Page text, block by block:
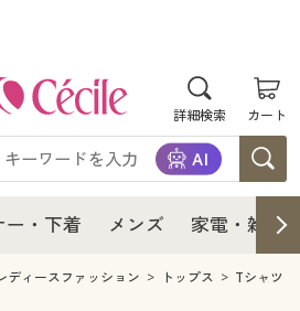
詳細検索 カート
て
ー・下着 メンズ 家電・雑貨
て
ディースファッション トップス Tシャツ